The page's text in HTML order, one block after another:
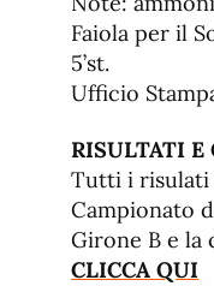
Faiola per il
5’st.
Ufficio
RISULTATI E
Tutti i risulati
Campionato
Girone B e la
CLICCA QUI